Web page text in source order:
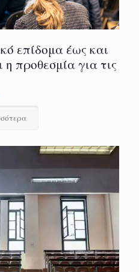
επίδομα έως και
προθεσμία για τις